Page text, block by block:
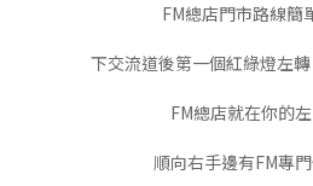
FM總店門市路線簡
下交流道後第一個紅綠燈左
FM總店就在你的左
順向右手邊有FM專門